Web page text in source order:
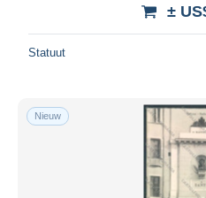
±
Statuut
Nieuw